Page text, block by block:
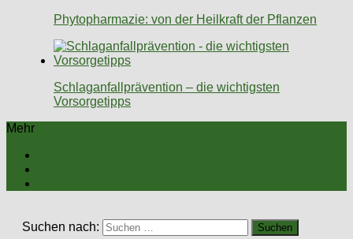
Phytopharmazie: von der Heilkraft der Pflanzen
Schlaganfallprävention – die wichtigsten
Vorsorgetipps
Mehr
Suchen nach: